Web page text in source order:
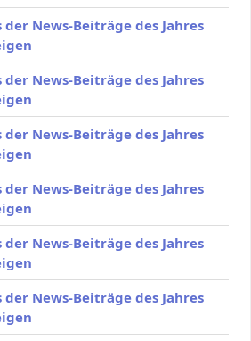
der News-Beiträge des Jahres
der News-Beiträge des Jahres
der News-Beiträge des Jahres
der News-Beiträge des Jahres
der News-Beiträge des Jahres
der News-Beiträge des Jahres